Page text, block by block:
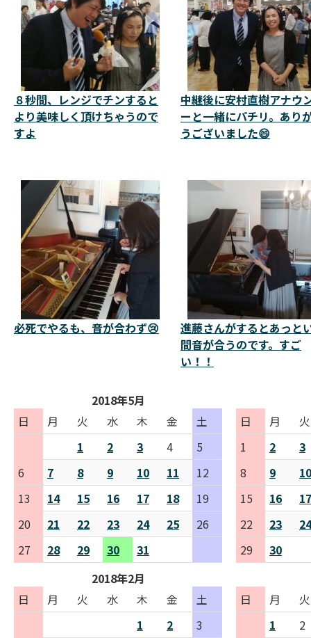
８秒間、レンジでチンすると
より美味しく頂けちゃうので
すよ
中継後に安村直樹アナウ
ーと一緒にパチリ。あり
うございました😄
必死でやるも、音が合わず😢
進藤さんがするとあっと
間音が合うのです。すご
い！！
2018年5月
日
月 火 水 木 金
土
1
2 3 4
5
6
7 8 9 10 11
12
13
14 15 16 17 18
19
20
21 22 23 24 25
26
27
28 29 30 31
日 月
火
1
2
3
8
9
10
15
16
17
22
23
24
29
30
2018年2月
日
月 火 水 木 金
土
1
2 3
日 月
火
1
2